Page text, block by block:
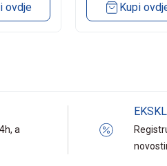
ovdje Kupi
a